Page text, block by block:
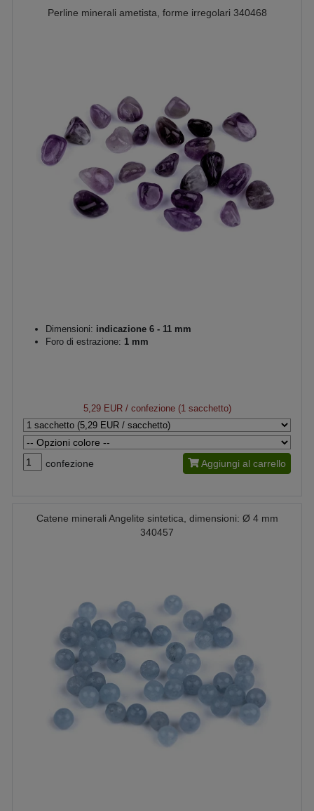
Perline minerali ametista, forme irregolari 340468
Dimensioni: indicazione 6 - 11 mm
Foro di estrazione: 1 mm
5,29 EUR/ confezione (1 sacchetto)
confezione Aggiungi al carrello
Catene minerali Angelite sintetica, dimensioni: Ø 4 mm
340457